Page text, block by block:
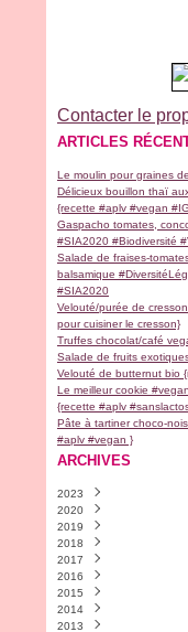
Contacter le
ARTICLES
Le moulin pour graines
Délicieux bouillon thaï
{recette #aplv #vegan
Gaspacho tomates,
#SIA2020 #Biodiversité
Salade de fraises-
balsamique
#SIA2020
Velouté/purée de
pour cuisiner le cresson}
Truffes chocolat/café
Salade de fruits
Velouté de butternut bio
Le meilleur cookie
{recette #aplv
Pâte à tartiner choco-
#aplv #vegan }
ARCHIVES
2023
Novembre
2020
Avril
Février
Janvier
2019
Décembre
Novembre
Septembre
Août
Juillet
Mai(1)
2018
Décembre
Septembre
Juillet
Juin
Mars
2017
Décembre
Novembre
Octobre
Septembre
2016
Décembre
Novembre
Octobre
2015
Décembre
Novembre
2014
Décembre
2013